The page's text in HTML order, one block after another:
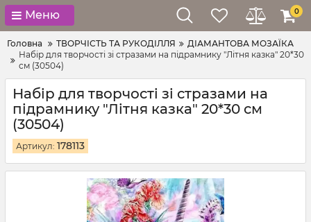
Меню 0
Головна ТВОРЧІСТЬ ТА РУКОДІЛЛЯ
ДІАМАНТОВА МОЗАЇКА
Набір для творчості зі стразами на підрамнику "Літня казка" 20*30
см (30504)
Набір для творчості зі стразами на
підрамнику "Літня казка" 20*30 см
(30504)
Артикул: 178113